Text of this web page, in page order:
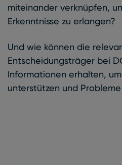
miteinander verknüpfen,
Erkenntnisse zu erlangen?
Und wie können die
Entscheidungsträger bei
Informationen erhalten,
unterstützen und